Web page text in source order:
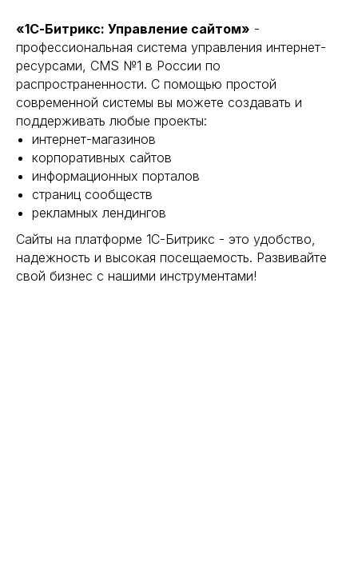
«1С-Битрикс: Управление сайтом» -
профессиональная система управления интернет-
ресурсами, CMS №1 в России по
распространенности. С помощью простой
современной системы вы можете создавать и
поддерживать любые проекты:
интернет-магазинов
корпоративных сайтов
информационных порталов
страниц сообществ
рекламных лендингов
Сайты на платформе 1С-Битрикс - это удобство,
надежность и высокая посещаемость. Развивайте
свой бизнес с нашими инструментами!